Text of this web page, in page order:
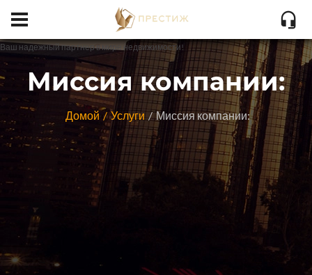
Ваш надежный партнер в мире недвижимости!
Миссия компании:
Домой Услуги Миссия компании: